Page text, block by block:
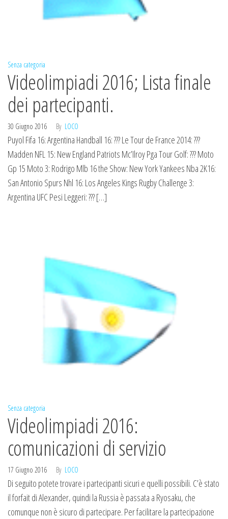
Senza categoria
Videolimpiadi 2016; Lista finale
dei partecipanti.
30 Giugno 2016 By LOCO
Puyol Fifa 16: Argentina Handball 16: ??? Le Tour de France 2014: ???
Madden NFL 15: New England Patriots Mc’Ilroy Pga Tour Golf: ??? Moto
Gp 15 Moto 3: Rodrigo Mlb 16 the Show: New York Yankees Nba 2K16:
San Antonio Spurs Nhl 16: Los Angeles Kings Rugby Challenge 3:
Argentina UFC Pesi Leggeri: ??? […]
Senza categoria
Videolimpiadi 2016:
comunicazioni di servizio
17 Giugno 2016 By LOCO
Di seguito potete trovare i partecipanti sicuri e quelli possibili. C’è stato
il forfait di Alexander, quindi la Russia è passata a Ryosaku, che
comunque non è sicuro di partecipare. Per facilitare la partecipazione